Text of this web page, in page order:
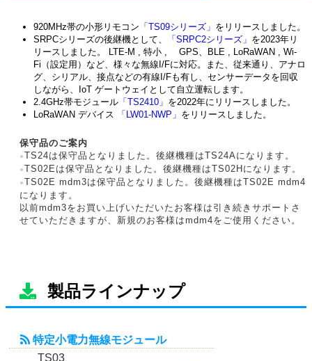
920MHz帯の小形リモコン 「TS09シリーズ」 をリリースしました。
SRPCシリーズの後継機として、
「SRPC2シリーズ」 を2023年リ
リースしました。 LTE-M , 特小 , GPS、BLE , LoRaWAN , Wi-
Fi（設定用）など、様々な無線I/Fに対応。また、従来通り、アナロ
グ、シリアル、接点などの有線I/Fも有し、センサーデータを回収
しながら、IoT ゲートウェイとして自立運転します。
2.4GHz帯モジュール 「TS2410」 を2022年にリリースしました。
LoRaWAN デバイス
「LW01-NWP」 をリリースしました。
保守品のご案内
●TS24は保守品となりました。後継機種はTS24Aになります。
●TS02Eは保守品となりました。後継機種はTS02Hになります。
●TS02E mdm3は保守品となりました。後継機種はTS02E mdm4
になります。
以前mdm3をお買い上げいただいたお客様は引き続きサポートさ
せていただきますが、新規のお客様はmdm4をご使用ください。
製品ラインナップ